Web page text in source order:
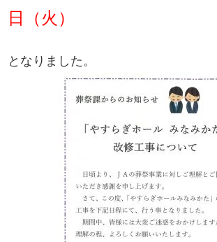
日（火）
となりました。